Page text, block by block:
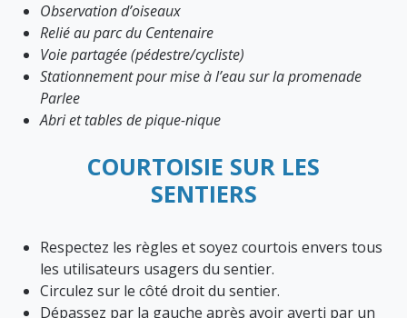
Observation d’oiseaux
Relié au parc du Centenaire
Voie partagée (pédestre/cycliste)
Stationnement pour mise à l’eau sur la promenade
Parlee
Abri et tables de pique-nique
COURTOISIE SUR LES
SENTIERS
Respectez les règles et soyez courtois envers tous
les utilisateurs usagers du sentier.
Circulez sur le côté droit du sentier.
Dépassez par la gauche après avoir averti par un